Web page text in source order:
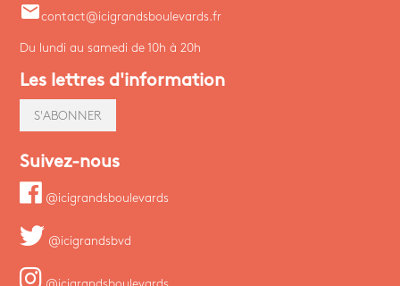
emailcontact@icigrandsboulevards.fr
Du lundi au samedi de 10h à 20h
Les lettres d'information
S'ABONNER
Suivez-nous
@icigrandsboulevards
@icigrandsbvd